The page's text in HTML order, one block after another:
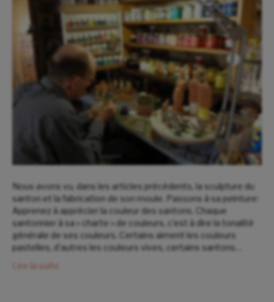
Nous avons vu, dans les articles précédents, la sculpture du
santon et la fabrication de son moule. Passons à sa peinture:
Apprenez à apprécier la couleur des santons. Chaque
santonnier à sa « charte » de couleurs, c’est à dire la tonalité
générale de ses couleurs. Certains aiment les couleurs
pastelles, d’autres les couleurs vives, certains santons…
Lire la suite